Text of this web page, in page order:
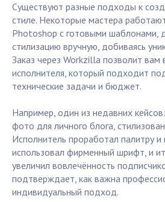
Существуют разные подходы к
стиле. Некоторые мастера
Photoshop с готовыми шаблонами,
стилизацию вручную, добиваясь
Заказ через Workzilla позволит вам
исполнителя, который подходит
технические задачи и бюджет.
Например, один из недавних
фото для личного блога,
Исполнитель проработал палитру и
использовал фирменный шрифт, и
увеличил вовлечённость
подтверждает, как важна
индивидуальный подход.